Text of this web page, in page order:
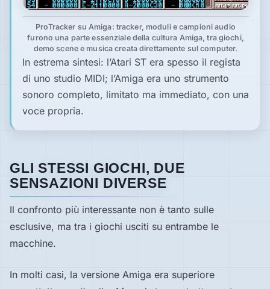
ProTracker su Amiga: tracker, moduli e campioni audio
furono una parte essenziale della cultura Amiga, tra giochi,
demo scene e musica creata direttamente sul computer.
In estrema sintesi: l’Atari ST era spesso il regista
di uno studio MIDI; l’Amiga era uno strumento
sonoro completo, limitato ma immediato, con una
voce propria.
GLI STESSI GIOCHI, DUE
SENSAZIONI DIVERSE
Il confronto più interessante non è tanto sulle
esclusive, ma tra i giochi usciti su entrambe le
macchine.
In molti casi, la versione Amiga era superiore